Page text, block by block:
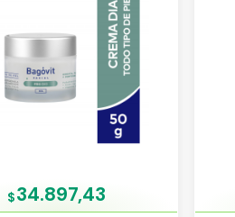
$34.897,43